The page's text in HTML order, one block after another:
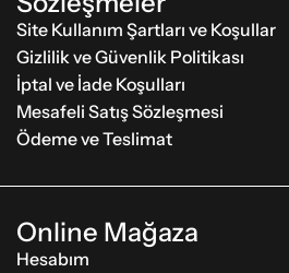
Site Kullanım Şartları ve Koşullar
Gizlilik ve Güvenlik Politikası
İptal ve İade Koşulları
Mesafeli Satış Sözleşmesi
Ödeme ve Teslimat
Online Mağaza
Hesabım